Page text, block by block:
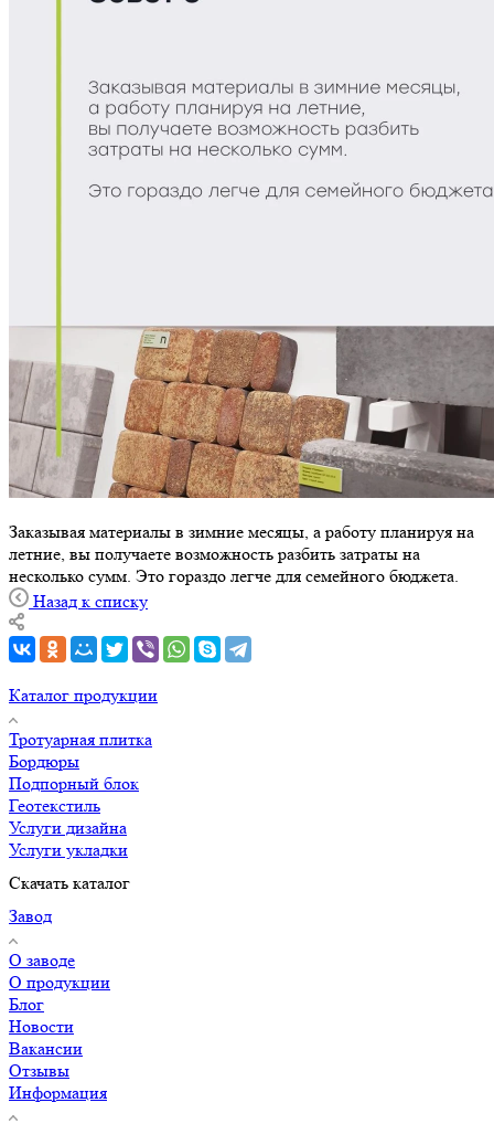
Заказывая материалы в зимние месяцы, а работу планируя на
летние, вы получаете возможность разбить затраты на
несколько сумм. Это гораздо легче для семейного бюджета.
Назад к списку
Каталог продукции
Тротуарная плитка
Бордюры
Подпорный блок
Геотекстиль
Услуги дизайна
Услуги укладки
Скачать каталог
Завод
О заводе
О продукции
Блог
Новости
Вакансии
Отзывы
Информация